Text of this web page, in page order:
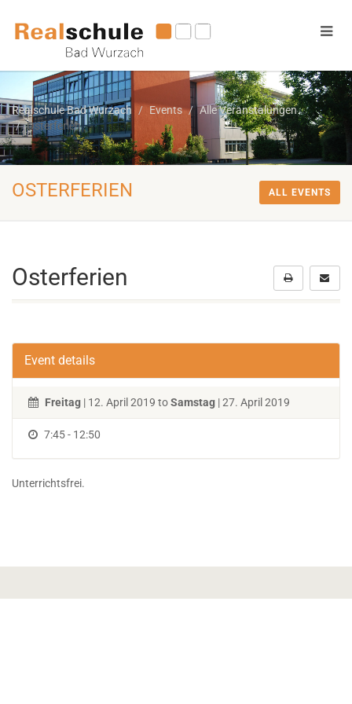
Realschule Bad Wurzach Events
Alle Veranstalungen
Osterferien
OSTERFERIEN ALL EVENTS
Osterferien
Event details
Freitag | 12. April 2019 toSamstag | 27. April 2019
7:45 - 12:50
Unterrichtsfrei.